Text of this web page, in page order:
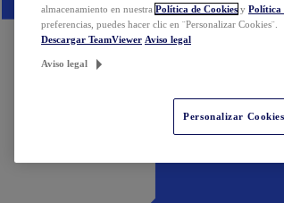
almacenamiento en nuestra Política de Cookies y Política
preferencias, puedes hacer clic en ¨Personalizar Cookies¨.
Descargar TeamViewer Aviso legal
Aviso legal
Personalizar Cookies